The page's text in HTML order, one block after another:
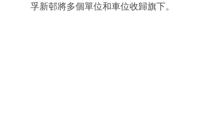
孚新邨將多個單位和車位收歸旗下。